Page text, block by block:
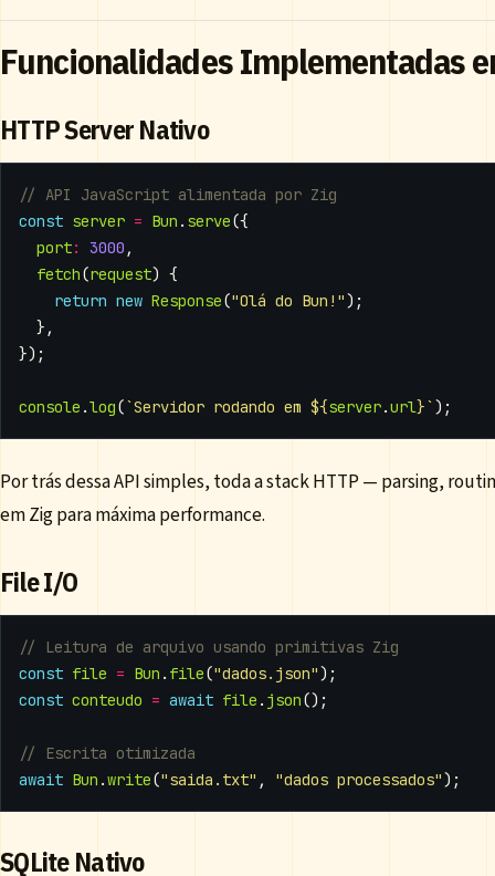
Funcionalidades Implementadas
HTTP Server Nativo
const server = Bun . serve({
port: 3000 ,
fetch(request) {
return new Response("Olá do Bun!");
},
});
console .log(`Servidor rodando em ${server.url}`);
Por trás dessa API simples, toda a stack HTTP — parsing,
em Zig para máxima performance.
File I/O
const file = Bun . file("dados.json");
const conteudo = await file . json();
await Bun .write("saida.txt" , "dados processados");
SQLite Nativo